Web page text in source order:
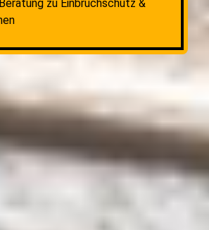
zu Einbruchschutz &